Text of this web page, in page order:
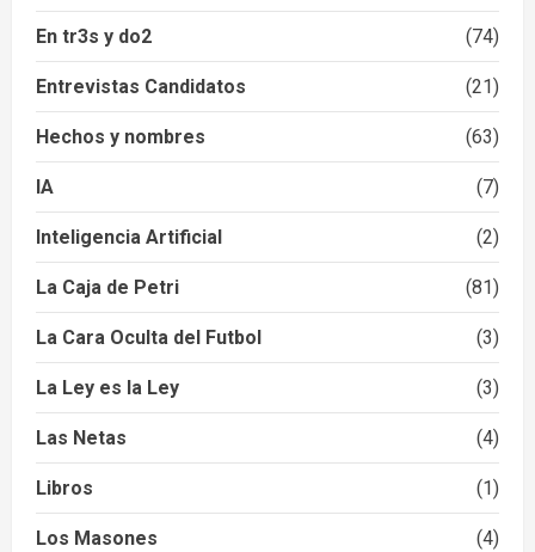
En tr3s y do2 (74)
Entrevistas Candidatos (21)
Hechos y nombres (63)
IA (7)
Inteligencia Artificial (2)
La Caja de Petri (81)
La Cara Oculta del Futbol (3)
La Ley es la Ley (3)
Las Netas (4)
Libros (1)
Los Masones (4)